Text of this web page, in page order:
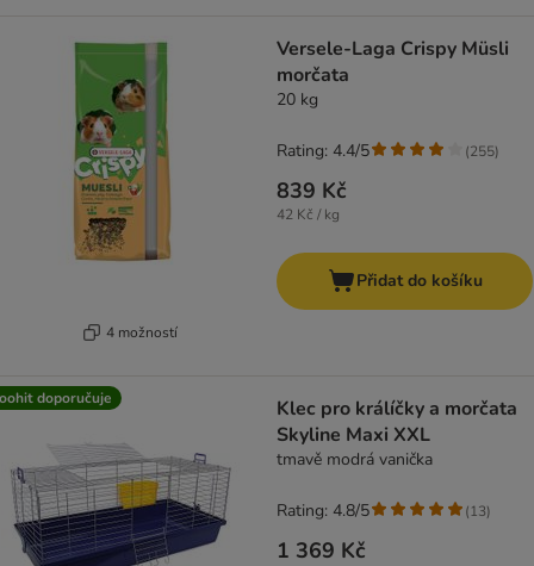
4 možností
Versele-Laga Crispy Müsli
morčata
20 kg
839 Kč
42 Kč / kg
Rating: 4.4/5 (255)
Přidat do košíku
doporučuje
Klec pro králíčky a morčata
Skyline Maxi XXL
tmavě modrá vanička
1 369 Kč
Rating: 4.8/5 (13)